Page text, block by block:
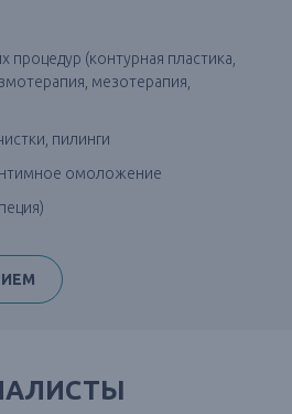
процедур (контурная пластика,
мезотерапия,
пилинги
омоложение